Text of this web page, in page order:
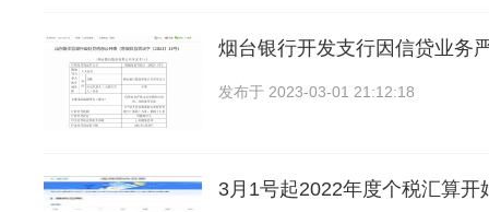
烟台银行开发支行因信贷业务
发布于 2023-03-01 21:12:18
3月1号起2022年度个税汇算开